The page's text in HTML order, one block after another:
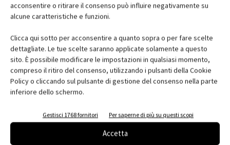
acconsentire o ritirare il consenso può influire negativamente su
alcune caratteristiche e funzioni.
Clicca qui sotto per acconsentire a quanto sopra o per fare scelte
dettagliate. Le tue scelte saranno applicate solamente a questo
sito. È possibile modificare le impostazioni in qualsiasi momento,
compreso il ritiro del consenso, utilizzando i pulsanti della Cookie
Policy o cliccando sul pulsante di gestione del consenso nella parte
inferiore dello schermo.
Gestisci 1768 fornitori Per saperne di più su questi scopi
Accetta
Edicola web
Abbonati e regala
Iscriviti alla newsletter